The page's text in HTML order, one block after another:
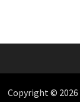
Copyright © 2026